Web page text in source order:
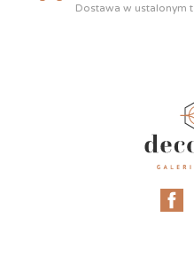
Dostawa w ustalonym